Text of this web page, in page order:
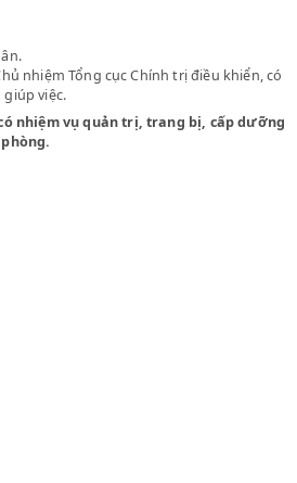
có nhiệm vụ giúp Tổng Tư lệnh chỉ
chính trị.